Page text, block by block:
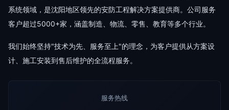
系统领域，是沈阳地区领先的安防工程解决方案提供商。公司服务
客户超过5000+家，涵盖制造、物流、零售、教育等多个行业。
我们始终坚持"技术为先、服务至上"的理念，为客户提供从方案设
计、施工安装到售后维护的全流程服务。
服务热线